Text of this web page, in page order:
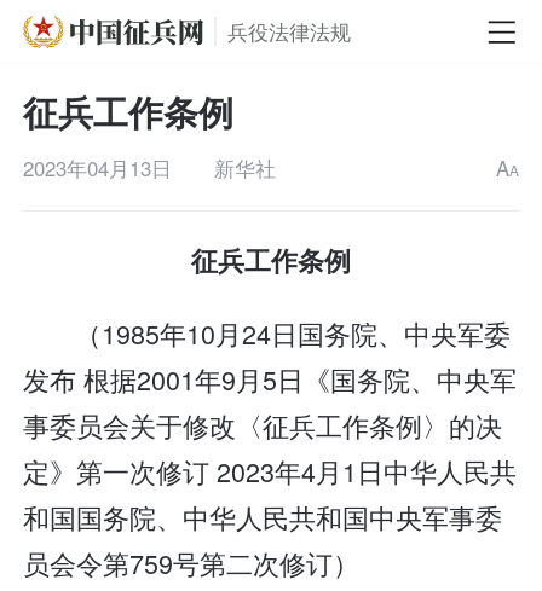
兵役法律法规
征兵工作条例
2023年04月13日 新华社 AA
征兵工作条例
（1985年10月24日国务院、中央军委
发布 根据2001年9月5日《国务院、中央军
事委员会关于修改〈征兵工作条例〉的决
定》第一次修订 2023年4月1日中华人民共
和国国务院、中华人民共和国中央军事委
员会令第759号第二次修订）